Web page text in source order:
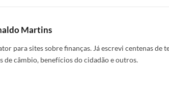
Martins
para sites sobre finanças. Já escrevi centenas
de câmbio, benefícios do cidadão e outros.